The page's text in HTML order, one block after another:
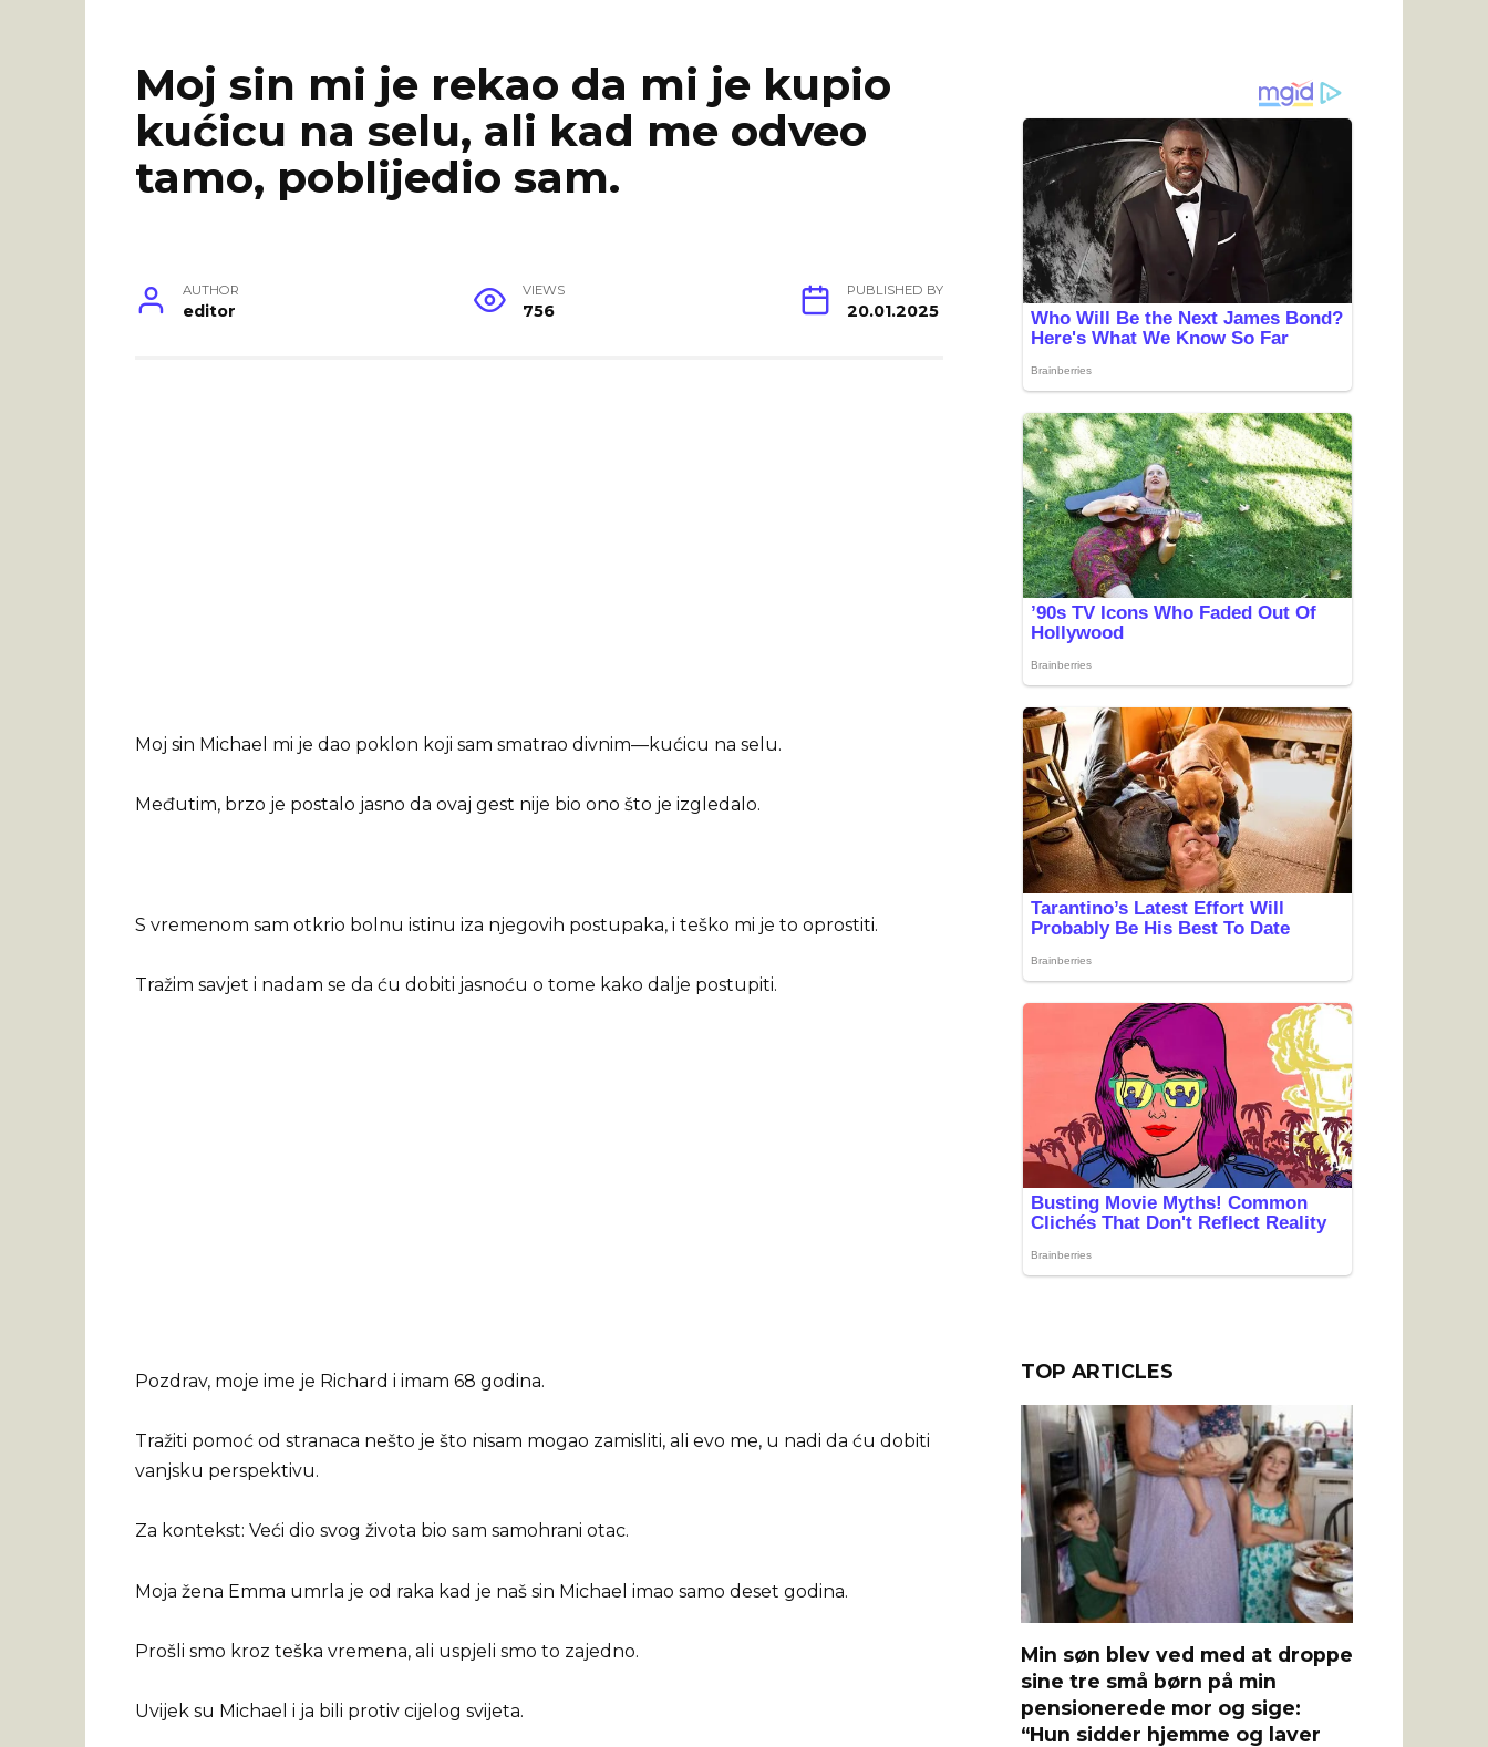
Moj sin mi je rekao da mi je kupio
kućicu na selu, ali kad me odveo
tamo, poblijedio sam.
AUTHOR
editor
VIEWS
756
PUBLISHED BY
20.01.2025
Moj sin Michael mi je dao poklon koji sam smatrao divnim—kućicu na selu.
Međutim, brzo je postalo jasno da ovaj gest nije bio ono što je izgledalo.
S vremenom sam otkrio bolnu istinu iza njegovih postupaka, i teško mi je to oprostiti.
Tražim savjet i nadam se da ću dobiti jasnoću o tome kako dalje postupiti.
Pozdrav, moje ime je Richard i imam 68 godina.
Tražiti pomoć od stranaca nešto je što nisam mogao zamisliti, ali evo me, u nadi da ću dobiti
vanjsku perspektivu.
Za kontekst: Veći dio svog života bio sam samohrani otac.
Moja žena Emma umrla je od raka kad je naš sin Michael imao samo deset godina.
Prošli smo kroz teška vremena, ali uspjeli smo to zajedno.
Uvijek su Michael i ja bili protiv cijelog svijeta.
TOP ARTICLES
Min søn blev ved med at droppe
sine tre små børn på min
pensionerede mor og sige:
“Hun sidder hjemme og laver